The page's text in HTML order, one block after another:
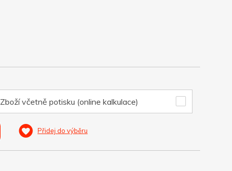
Zboží včetně potisku (online kalkulace)
Přidej do výběru